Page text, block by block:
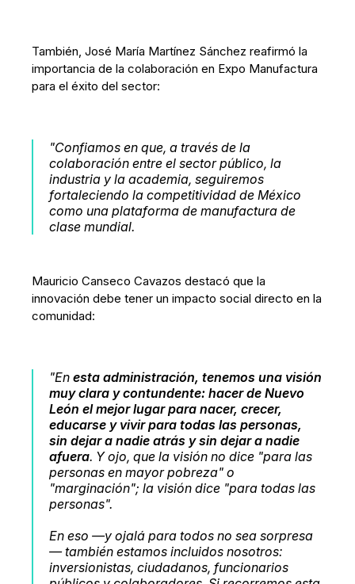
También, José María Martínez Sánchez reafirmó la
importancia de la colaboración en Expo Manufactura
para el éxito del sector:
"Confiamos en que, a través de la
colaboración entre el sector público, la
industria y la academia, seguiremos
fortaleciendo la competitividad de México
como una plataforma de manufactura de
clase mundial.
Mauricio Canseco Cavazos destacó que la
innovación debe tener un impacto social directo en la
comunidad:
"Enesta administración, tenemos una visión
muy clara y contundente: hacer de Nuevo
León el mejor lugar para nacer, crecer,
educarse y vivir para todas las personas,
sin dejar a nadie atrás y sin dejar a nadie
afuera. Y ojo, que la visión no dice "para las
personas en mayor pobreza" o
"marginación"; la visión dice "para todas las
personas".
En eso —y ojalá para todos no sea sorpresa
— también estamos incluidos nosotros:
inversionistas, ciudadanos, funcionarios